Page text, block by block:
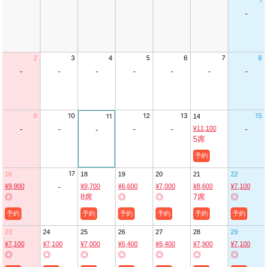
-
2
-
3
-
4
-
5
-
6
-
7
-
8
-
9
-
10
-
11
-
12
-
13
-
14
¥11,100
5席
予約
15
-
16
¥9,900
◎
予約
17
-
18
¥9,700
8席
予約
19
¥6,600
◎
予約
20
¥7,000
◎
予約
21
¥8,600
7席
予約
22
¥7,100
◎
予約
23
¥7,100
◎
24
¥7,100
◎
25
¥7,000
◎
26
¥6,400
◎
27
¥6,400
◎
28
¥7,900
◎
29
¥7,100
◎